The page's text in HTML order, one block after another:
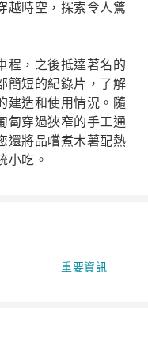
越時空，探索令人驚
程，之後抵達著名的
簡短的紀錄片，了解
建造和使用情況。隨
匐穿過狹窄的手工通
還將品嚐煮木薯配熱
小吃。
重要資訊